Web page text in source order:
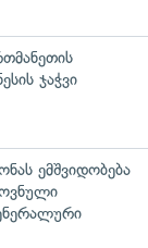
ჯაჭვი
ემშვიდობება